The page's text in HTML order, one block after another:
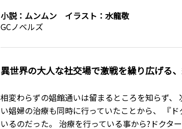
小説： ムンムン イラスト： 水龍敬
GCノベルズ
異世界の大人な社交場で激戦を繰り広げる
相変わらずの娼館通いは留まるところを知らず
い娼婦の治療も同時に行っていたことから、 『
いるのだった。 治療を行っている事から?ドクタ